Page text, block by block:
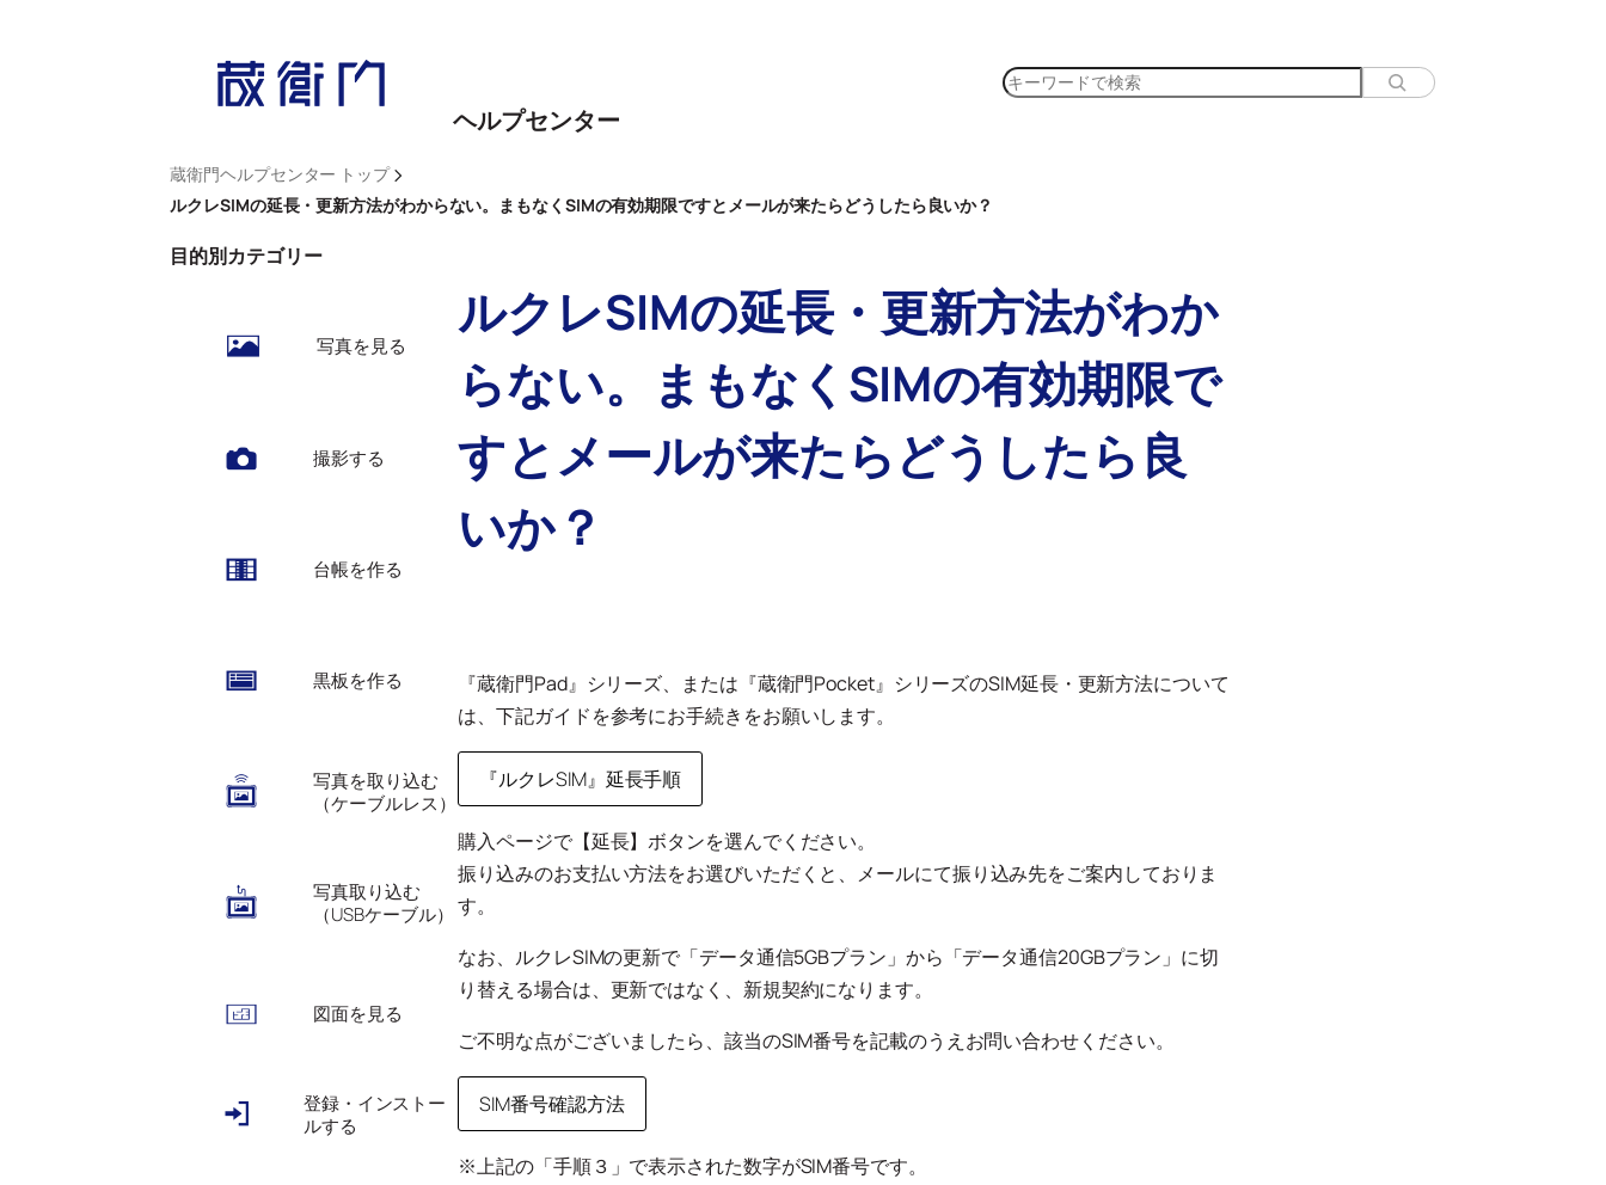
ヘルプセンター
検
蔵衛門ヘルプセンター トップ>
ルクレSIMの延長・更新方法がわからない。まもなくSIMの有効期限ですとメールが来たらどうしたら良いか？
目的別カテゴリー
写真を見る
撮影する
台帳を作る
黒板を作る
写真を取り込む
（ケーブルレス）
写真取り込む
（USBケーブル）
図面を見る
登録・インストー
ルする
ルクレSIMの延長・更新方法がわか
らない。まもなくSIMの有効期限で
すとメールが来たらどうしたら良
いか？
『蔵衛門Pad』シリーズ、または『蔵衛門Pocket』シリーズのSIM延長・更新方法について
は、下記ガイドを参考にお手続きをお願いします。
『ルクレSIM』延長手順
購入ページで【延長】ボタンを選んでください。
振り込みのお支払い方法をお選びいただくと、メールにて振り込み先をご案内しておりま
す。
なお、ルクレSIMの更新で「データ通信5GBプラン」から「データ通信20GBプラン」に切
り替える場合は、更新ではなく、新規契約になります。
ご不明な点がございましたら、該当のSIM番号を記載のうえお問い合わせください。
SIM番号確認方法
※上記の「手順３」で表示された数字がSIM番号です。